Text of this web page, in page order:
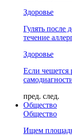
Здоровье
Гулять после
течение
Здоровье
Если чешется
пред. след.
Общество
Общество
Ищем